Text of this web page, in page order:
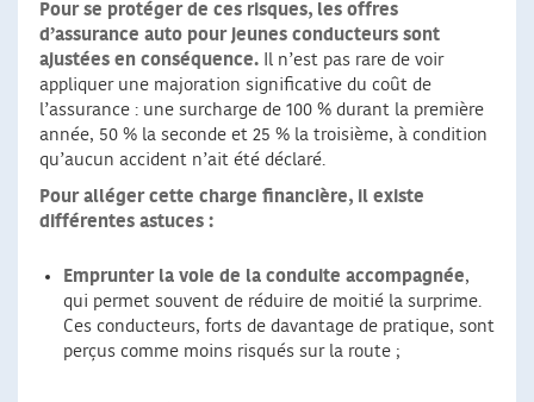
Pour se protéger de ces risques, les offres
d’assurance auto pour jeunes conducteurs sont
ajustées en conséquence. Il n’est pas rare de voir
appliquer une majoration significative du coût de
l’assurance : une surcharge de 100 % durant la première
année, 50 % la seconde et 25 % la troisième, à condition
qu’aucun accident n’ait été déclaré.
Pour alléger cette charge financière, il existe
différentes astuces :
Emprunter la voie de la conduite accompagnée,
qui permet souvent de réduire de moitié la surprime.
Ces conducteurs, forts de davantage de pratique, sont
perçus comme moins risqués sur la route ;